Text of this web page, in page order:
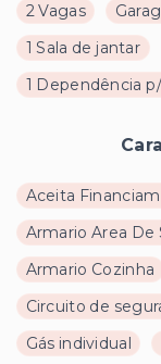
2 Vagas
1 Sala de jantar
1 Dependência
Aceita
Armario Area De
Armario Cozinha
Circuito de
Gás individual